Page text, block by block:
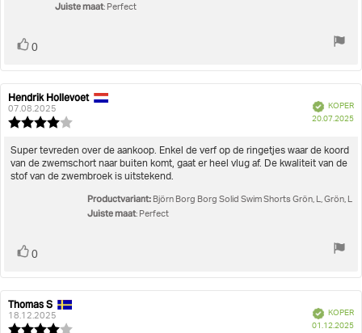
Juiste maat: Perfect
Stem
0
Auteur
van
deze
beoordeling:
Hendrik Hollevoet
07.08.2025
uit
5
sterren
Geverifieerd
KOPER
20.07.2025
Beoordelingstekst:
Super tevreden over de aankoop. Enkel de verf op de ringetjes waar de koord
van de zwemschort naar buiten komt, gaat er heel vlug af. De kwaliteit van de
stof van de zwembroek is uitstekend.
Productvariant: Björn Borg Borg Solid Swim Shorts Grön, L, Grön, L
Juiste maat: Perfect
Stem
0
Auteur
van
deze
Thomas S
18.12.2025
Geverifieerd
KOPER
01.12.2025